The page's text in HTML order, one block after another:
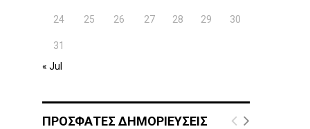
24 25 26 27 28 29 30
31
« Jul
ΠΡΟΣΦΑΤΕΣ ΔΗΜΟΡΙΕΥΣΕΙΣ